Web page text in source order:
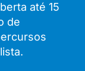
até 15
de